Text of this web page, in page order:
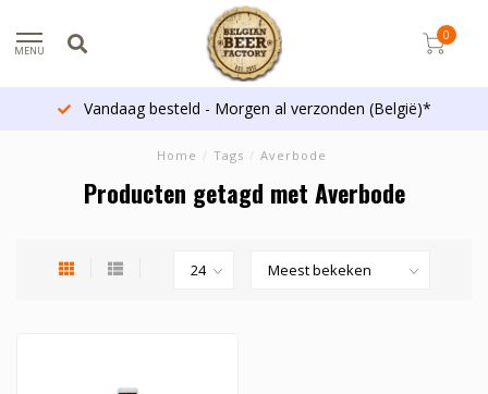
MENU
0
Vandaag besteld - Morgen al verzonden (België)*
Home / Tags / Averbode
Producten getagd met Averbode